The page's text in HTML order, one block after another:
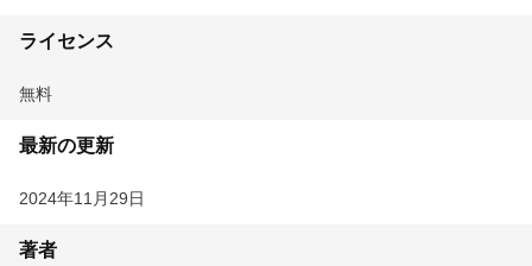
ライセンス
無料
最新の更新
2024年11月29日
著者